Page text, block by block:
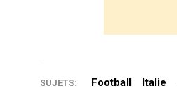
SUJETS: Football Italie